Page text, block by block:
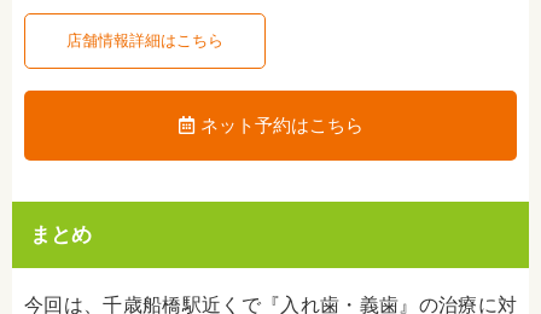
店舗情報詳細はこちら
ネット予約はこちら
まとめ
今回は、千歳船橋駅近くで『入れ歯・義歯』の治療に対